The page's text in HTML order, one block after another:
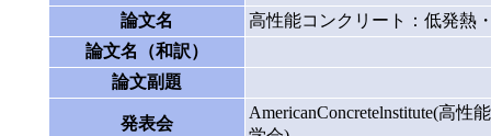
論文名
高性能コンクリート：低発熱
論文名（和訳）
論文副題
発表会
AmericanConcretelnstitute(高